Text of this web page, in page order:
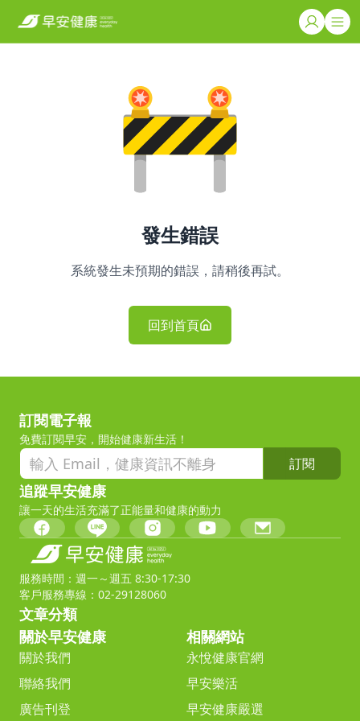
發生錯誤
系統發生未預期的錯誤，請稍後再試。
回到首頁
訂閱電子報
免費訂閱早安，開始健康新生活！
訂閱
追蹤早安健康
讓一天的生活充滿了正能量和健康的動力
服務時間：週一～週五 8:30-17:30
客戶服務專線：02-29128060
文章分類
關於早安健康
關於我們
聯絡我們
廣告刊登
相關網站
永悅健康官網
早安樂活
早安健康嚴選